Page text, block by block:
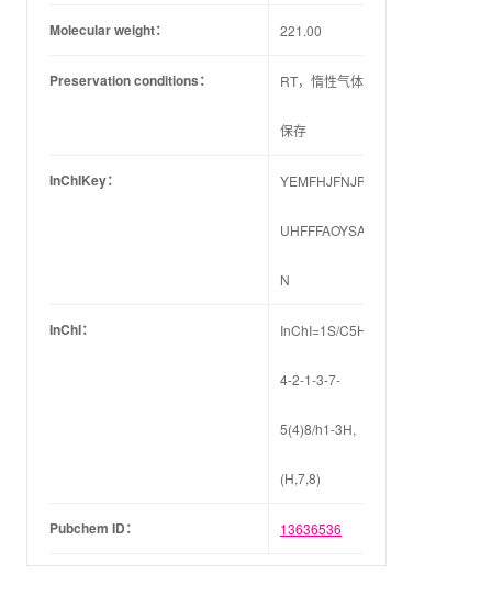
Molecular weight： 221.00
Preservation conditions： RT，惰性气体
保存
InChIKey： YEMFHJFNJPXYOE-
UHFFFAOYSA-
N
InChI： InChI=1S/C5H4INO/c6-
4-2-1-3-7-
5(4)8/h1-3H,
(H,7,8)
Pubchem ID： 13636536